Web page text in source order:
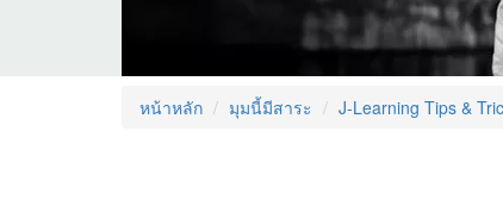
หน้าหลัก มุมนี้มีสาระ J-Learning Tips &